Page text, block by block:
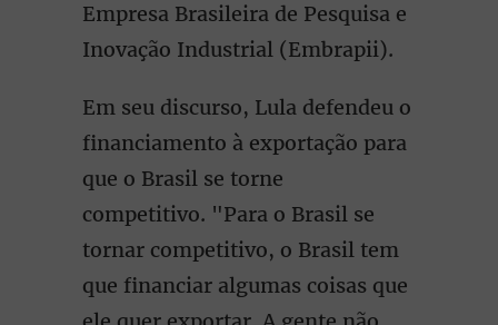
Empresa Brasileira de Pesquisa e
Inovação Industrial (Embrapii).
Em seu discurso, Lula defendeu o
financiamento à exportação para
que o Brasil se torne
competitivo. "Para o Brasil se
tornar competitivo, o Brasil tem
que financiar algumas coisas que